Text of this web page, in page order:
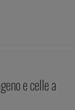
e celle a